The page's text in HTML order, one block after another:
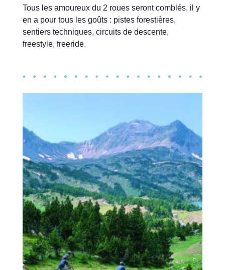
Tous les amoureux du 2 roues seront comblés, il y
en a pour tous les goûts : pistes forestières,
sentiers techniques, circuits de descente,
freestyle, freeride.